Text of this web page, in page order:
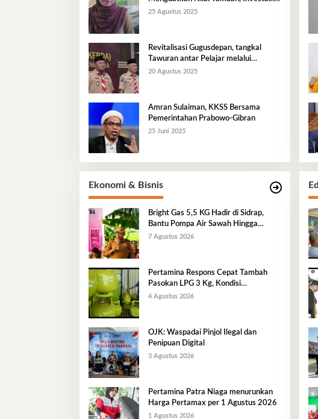
dan Ekonomi Maritim Berkelanjutan
25 Agustus 2025
Revitalisasi Gugusdepan, tangkal
Tawuran antar Pelajar melalui
Pendidikan Karakter
20 Agustus 2025
Amran Sulaiman, KKSS Bersama
Pemerintahan Prabowo-Gibran
25 Juni 2025
Ekonomi & Bisnis
Bright Gas 5,5 KG Hadir di Sidrap,
Bantu Pompa Air Sawah Hingga
Efisienkan Penyaluran Elpiji 3 Kg
7 Agustus 2026
Pertamina Respons Cepat Tambah
Pasokan LPG 3 Kg, Kondisi
Penyaluran di Sulawesi Selatan
4 Agustus 2026
OJK: Waspadai Pinjol Ilegal dan
Penipuan Digital
3 Agustus 2026
Pertamina Patra Niaga menurunkan
Harga Pertamax per 1 Agustus 2026
1 Agustus 2026